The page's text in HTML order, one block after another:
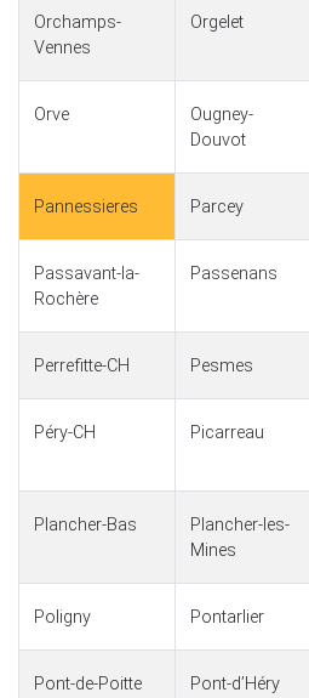
Orchamps-
Vennes
Orgelet
Orve
Ougney-
Douvot
Pannessieres Parcey
Passavant-la-
Rochère
Passenans
Perrefitte-CH Pesmes
Péry-CH Picarreau
Plancher-Bas
Plancher-les-
Mines
Poligny Pontarlier
Pont-de-Poitte Pont-dʼHéry